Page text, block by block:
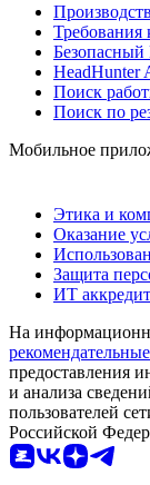
Безопасный
HeadHunter
Поиск
Поиск по
Мобильное
Этика и
Оказание
Защита
ИТ
На
предоставления
и анализа
пользователей
Российской